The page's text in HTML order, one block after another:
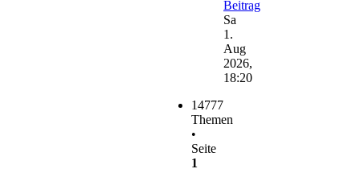
Beitrag
Sa
1.
Aug
2026,
18:20
14777
Themen
•
Seite
1